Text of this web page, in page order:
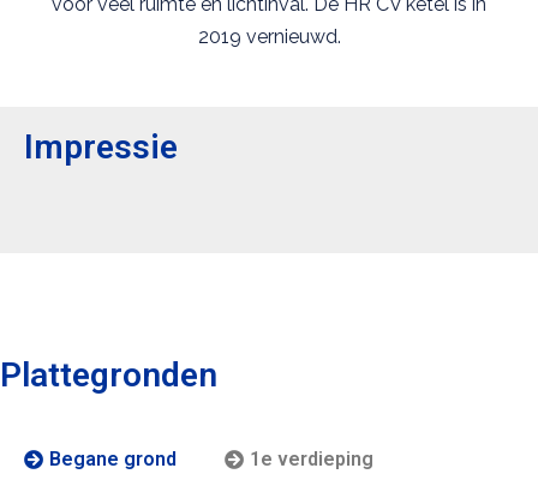
voor veel ruimte en lichtinval. De HR CV ketel is in
2019 vernieuwd.
Impressie
Plattegronden
Begane grond 1e verdieping